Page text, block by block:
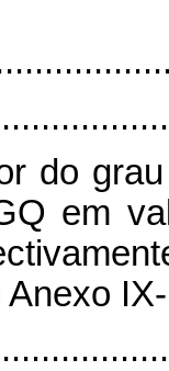
do
em